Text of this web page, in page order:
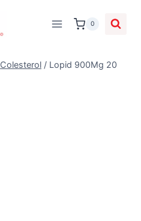
0
Colesterol / Lopid 900Mg 20